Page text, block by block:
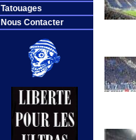
Tatouages
Nous Contacter